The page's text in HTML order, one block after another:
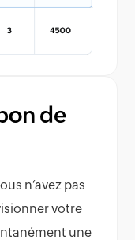
de
n’avez pas
votre
une